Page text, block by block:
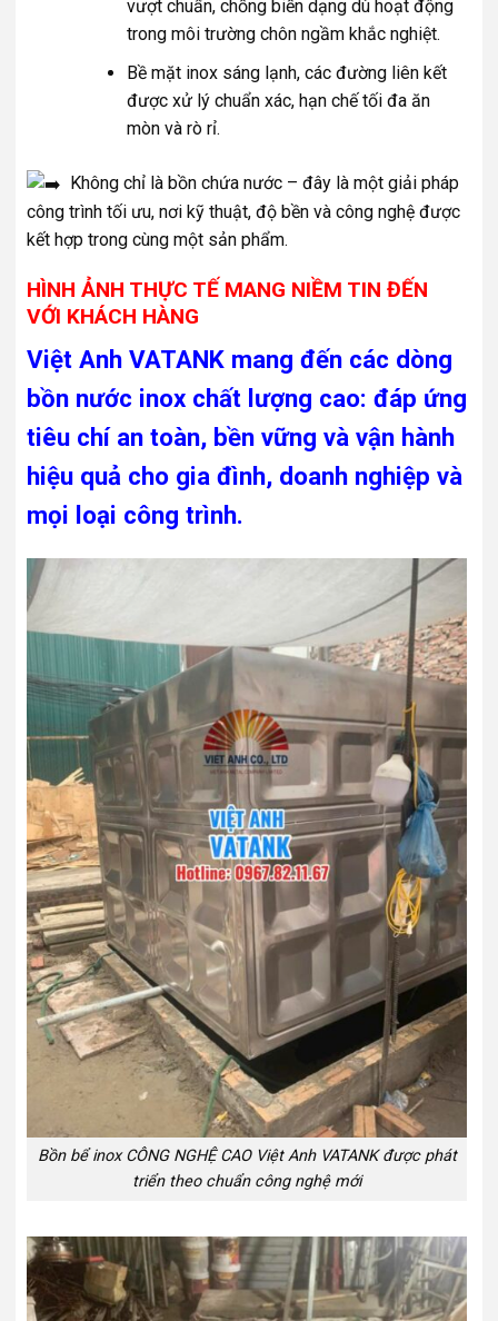
vượt chuẩn, chống biến dạng dù hoạt động
trong môi trường chôn ngầm khắc nghiệt.
Bề mặt inox sáng lạnh, các đường liên kết
được xử lý chuẩn xác, hạn chế tối đa ăn
mòn và rò rỉ.
Không chỉ là bồn chứa nước – đây là một giải pháp
công trình tối ưu, nơi kỹ thuật, độ bền và công nghệ được
kết hợp trong cùng một sản phẩm.
HÌNH ẢNH THỰC TẾ MANG NIỀM TIN ĐẾN
VỚI KHÁCH HÀNG
Việt Anh VATANK mang đến các dòng
bồn nước inox chất lượng cao: đáp ứng
tiêu chí an toàn, bền vững và vận hành
hiệu quả cho gia đình, doanh nghiệp và
mọi loại công trình.
Bồn bể inox CÔNG NGHỆ CAO Việt Anh VATANK được phát
triển theo chuẩn công nghệ mới